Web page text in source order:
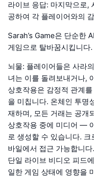
라이브 응답: 마지막으로,
공하여 각 플레이어와의
Sarah’s Game은 단순한
게임으로 탈바꿈시킵니다
뇌물: 플레이어들은 사라
녀는 이를 돌려보내거나,
상호작용은 감정적 관계
을 미칩니다. 온체인 투명
재하며, 모든 거래는 공개
상호작용 중에 미디어 —
로 생성할 수 있습니다.
바일에서 접근 가능합니
단일 라이브 비디오 피드
일한 게임 상태에 영향을